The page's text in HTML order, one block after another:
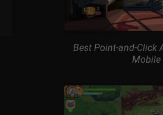
Best Point-and-Click
Mobile